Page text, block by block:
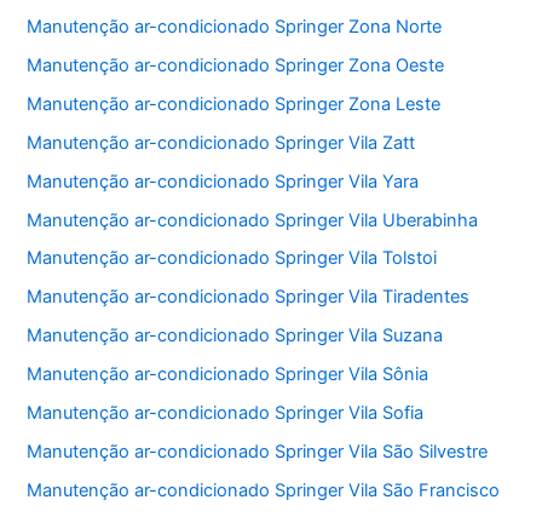
Manutenção ar-condicionado Springer Zona Norte
Manutenção ar-condicionado Springer Zona Oeste
Manutenção ar-condicionado Springer Zona Leste
Manutenção ar-condicionado Springer Vila Zatt
Manutenção ar-condicionado Springer Vila Yara
Manutenção ar-condicionado Springer Vila Uberabinha
Manutenção ar-condicionado Springer Vila Tolstoi
Manutenção ar-condicionado Springer Vila Tiradentes
Manutenção ar-condicionado Springer Vila Suzana
Manutenção ar-condicionado Springer Vila Sônia
Manutenção ar-condicionado Springer Vila Sofia
Manutenção ar-condicionado Springer Vila São Silvestre
Manutenção ar-condicionado Springer Vila São Francisco